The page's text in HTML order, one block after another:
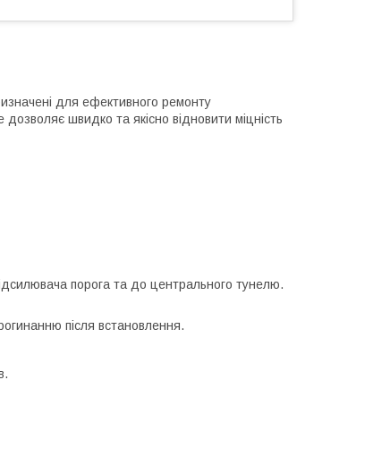
для ефективного ремонту
швидко та якісно відновити міцність
порога та до центрального тунелю.
після встановлення.